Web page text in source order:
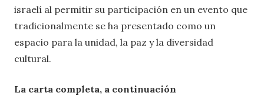
israelí al permitir su participación en un evento que
tradicionalmente se ha presentado como un
espacio para la unidad, la paz y la diversidad
cultural.
La carta completa, a continuación